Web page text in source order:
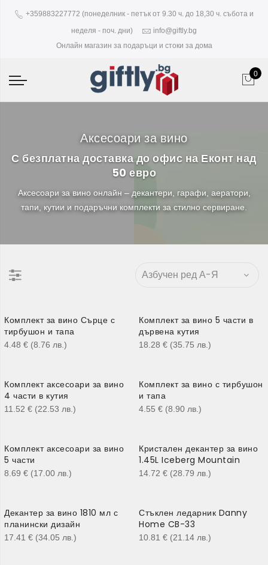
+359883227772 (понеделник - петък от 9.30 ч. до 18,30 ч. събота и
неделя - поч. дни)
info@giftly.bg
Онлайн магазин за подаръци и стоки за дома
0
Аксесоари за вино
С безплатна доставка до офис на Еконт над
50 евро
Аксесоари за вино онлайн – декантери, гарафи, аератори,
тапи, кутии и подаръчни комплекти за стилно сервиране.
Комплект за вино Сърце с
тирбушон и тапа
4.48 € (8.76 лв. )
Комплект за вино 5 части в
дървена кутия
18.28 € (35.75 лв. )
Комплект аксесоари за вино
4 части в кутия
11.52 € (22.53 лв. )
Комплект за вино с тирбушон
и тапа
4.55 € (8.90 лв. )
Комплект аксесоари за вино
5 части
8.69 € (17.00 лв. )
Кристален декантер за вино
1.45L Iceberg Mountain
14.72 € (28.79 лв. )
Декантер за вино 1810 мл с
планински дизайн
17.41 € (34.05 лв. )
Стъклен ледарник Danny
Home CB-33
10.81 € (21.14 лв. )